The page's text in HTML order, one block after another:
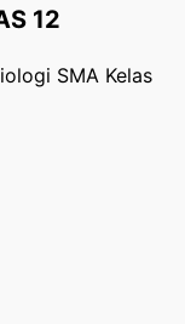
12
SMA Kelas